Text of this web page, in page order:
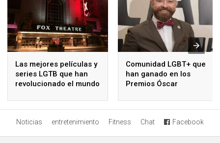
Las mejores películas y
series LGTB que han
revolucionado el mundo
Comunidad LGBT+ que
han ganado en los
Premios Óscar
Noticias entretenimiento Fitness Chat Facebook